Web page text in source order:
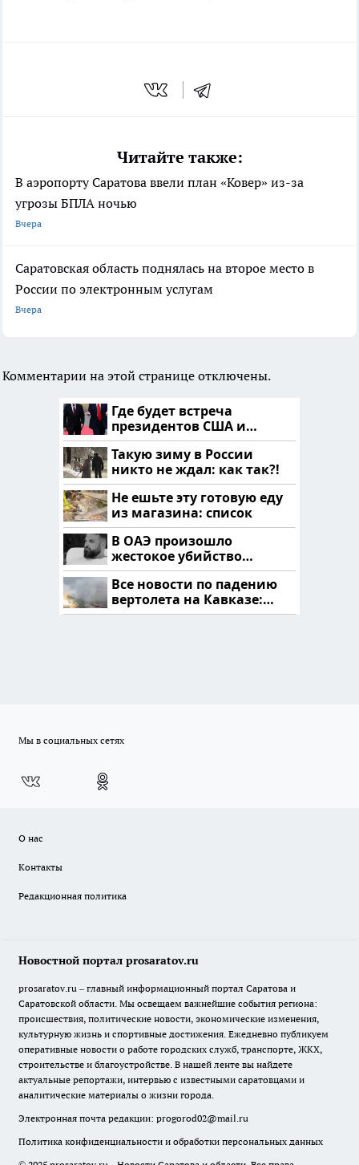
Читайте также:
В аэропорту Саратова ввели план «Ковер» из-за
угрозы БПЛА ночью
Вчера
Саратовская область поднялась на второе место в
России по электронным услугам
Вчера
Комментарии на этой странице отключены.
Где будет встреча
президентов США и
России: Европа?
Такую зиму в России
никто не ждал: как так?!
Не ешьте эту готовую еду
из магазина: список
В ОАЭ произошло
жестокое убийство
криптомиллионера
Все новости по падению
вертолета на Кавказе:
читать здесь
Мы в социальных сетях
О нас
Контакты
Редакционная политика
Новостной портал prosaratov.ru
prosaratov.ru – главный информационный портал Саратова и
Саратовской области. Мы освещаем важнейшие события региона:
происшествия, политические новости, экономические изменения,
культурную жизнь и спортивные достижения. Ежедневно публикуем
оперативные новости о работе городских служб, транспорте, ЖКХ,
строительстве и благоустройстве. В нашей ленте вы найдете
актуальные репортажи, интервью с известными саратовцами и
аналитические материалы о жизни города.
Электронная почта редакции: progorod02@mail.ru
Политика конфиденциальности и обработки персональных данных